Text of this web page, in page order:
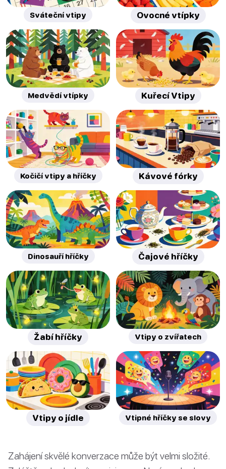
Sváteční vtipy Ovocné vtípky
Medvědí vtípky Kuřecí Vtipy
Kočičí vtipy a hříčky Kávové fórky
Dinosauří hříčky Čajové hříčky
Žabí hříčky Vtipy o zvířatech
Vtipy o jídle Vtipné hříčky se slovy
Zahájení skvělé konverzace může být velmi složité.